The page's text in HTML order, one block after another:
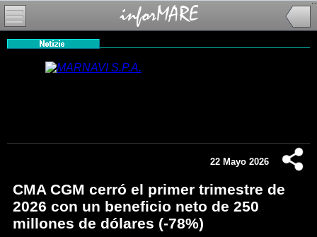
22 Mayo 2026
CMA CGM cerró el primer trimestre de
2026 con un beneficio neto de 250
millones de dólares (-78%)